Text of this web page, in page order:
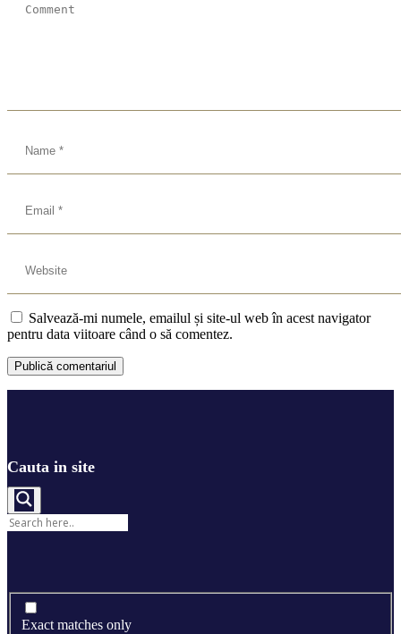
Salvează-mi numele, emailul și site-ul web în acest navigator
pentru data viitoare când o să comentez.
Cauta in site
Exact matches only